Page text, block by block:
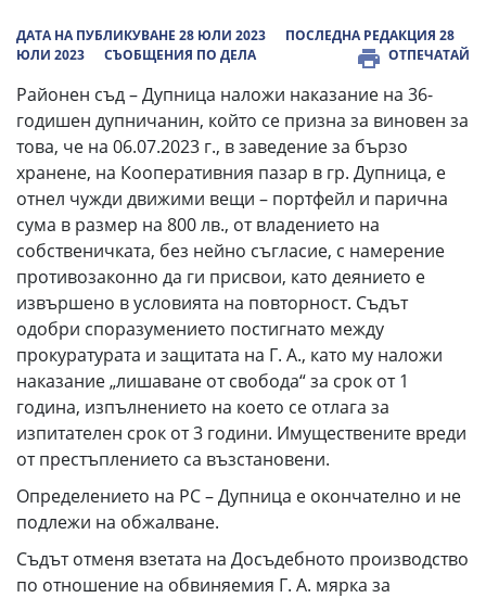
ДАТА НА ПУБЛИКУВАНЕ 28 ЮЛИ 2023
ПОСЛЕДНА РЕДАКЦИЯ 28
ЮЛИ 2023
СЪОБЩЕНИЯ ПО ДЕЛА ОТПЕЧАТАЙ
Районен съд – Дупница наложи наказание на 36-
годишен дупничанин, който се призна за виновен за
това, че на 06.07.2023 г., в заведение за бързо
хранене, на Кооперативния пазар в гр. Дупница, е
отнел чужди движими вещи – портфейл и парична
сума в размер на 800 лв., от владението на
собственичката, без нейно съгласие, с намерение
противозаконно да ги присвои, като деянието е
извършено в условията на повторност. Съдът
одобри споразумението постигнато между
прокуратурата и защитата на Г. А., като му наложи
наказание „лишаване от свобода“ за срок от 1
година, изпълнението на което се отлага за
изпитателен срок от 3 години. Имуществените вреди
от престъплението са възстановени.
Определението на РС – Дупница е окончателно и не
подлежи на обжалване.
Съдът отменя взетата на Досъдебното производство
по отношение на обвиняемия Г. А. мярка за